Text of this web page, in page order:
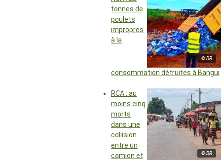
© DR
tonnes de
poulets
impropres
à la
consommation détruites à Bangui
© DR
RCA : au
moins cinq
morts
dans une
collision
entre un
camion et